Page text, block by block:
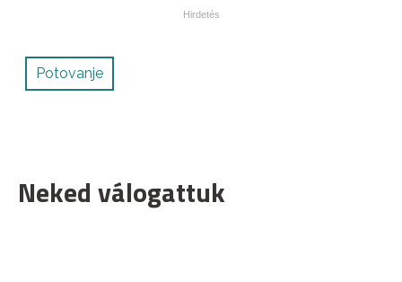
Potovanje
Neked válogattuk